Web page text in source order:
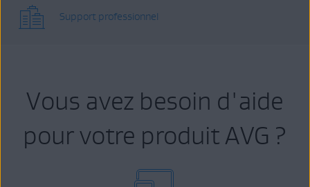
Support professionnel
Vous avez besoin d'aide
pour votre produit AVG ?